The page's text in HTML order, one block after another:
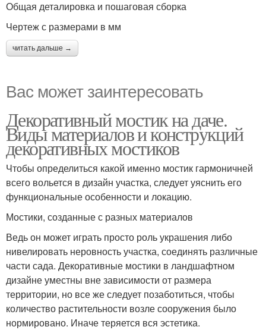
Общая деталировка и пошаговая сборка
Чертеж с размерами в мм
читать дальше →
Вас может заинтересовать
Декоративный мостик на даче.
Виды материалов и конструкций
декоративных мостиков
Чтобы определиться какой именно мостик гармоничней
всего вольется в дизайн участка, следует уяснить его
функциональные особенности и локацию.
Мостики, созданные с разных материалов
Ведь он может играть просто роль украшения либо
нивелировать неровность участка, соединять различные
части сада. Декоративные мостики в ландшафтном
дизайне уместны вне зависимости от размера
территории, но все же следует позаботиться, чтобы
количество растительности возле сооружения было
нормировано. Иначе теряется вся эстетика.